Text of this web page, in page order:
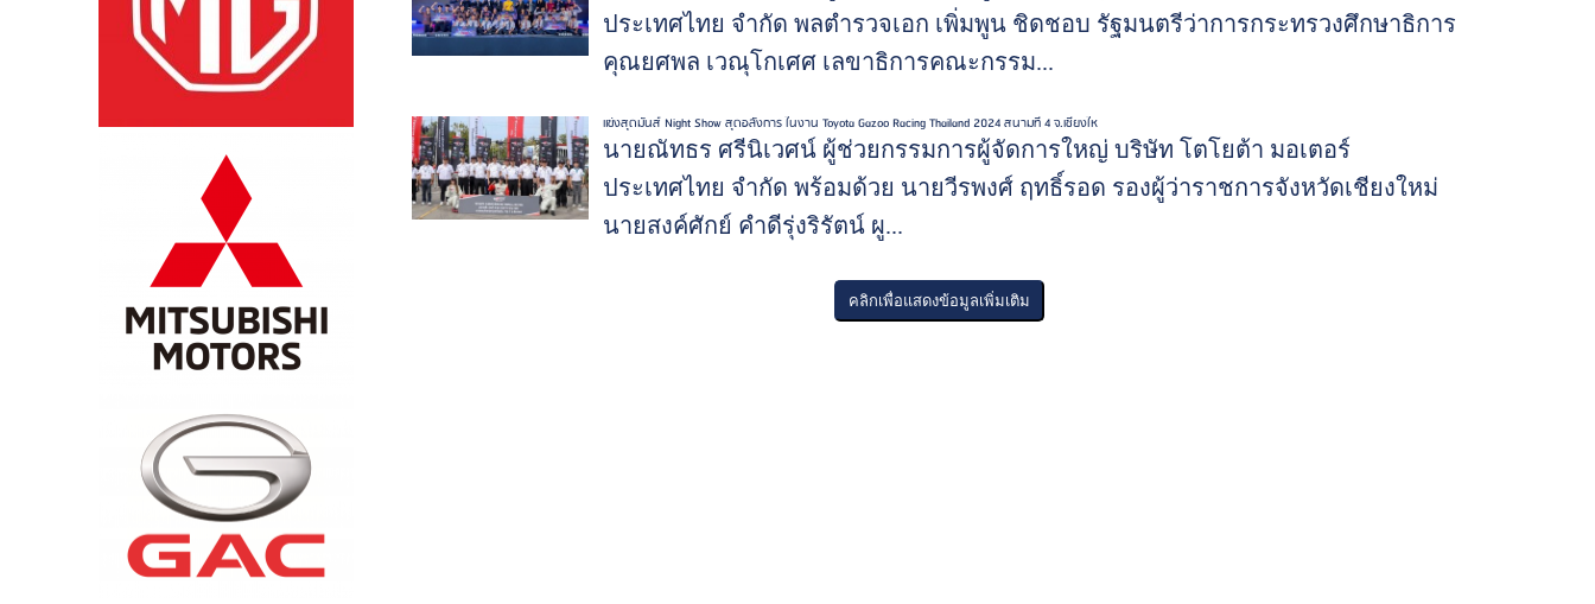
ประเทศไทย จำกัด พลตำรวจเอก เพิ่มพูน ชิดชอบ รัฐมนตรีว่าการกระทรวงศึกษาธิการ
คุณยศพล เวณุโกเศศ เลขาธิการคณะกรรม...
แข่งสุดมันส์ Night Show สุดอลังการ ในงาน Toyota Gazoo Racing Thailand 2024 สนามที่ 4 จ.เชียงให
นายณัทธร ศรีนิเวศน์ ผู้ช่วยกรรมการผู้จัดการใหญ่ บริษัท โตโยต้า มอเตอร์
ประเทศไทย จำกัด พร้อมด้วย นายวีรพงศ์ ฤทธิ์รอด รองผู้ว่าราชการจังหวัดเชียงใหม่
นายสงค์ศักย์ คำดีรุ่งริรัตน์ ผู...